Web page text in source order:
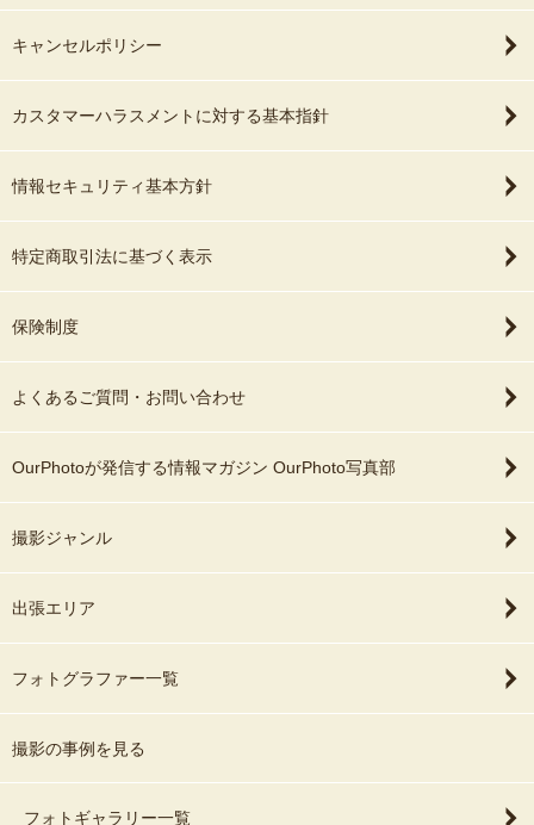
キャンセルポリシー
カスタマーハラスメントに対する基本指針
情報セキュリティ基本方針
特定商取引法に基づく表示
保険制度
よくあるご質問・お問い合わせ
OurPhotoが発信する情報マガジン OurPhoto写真部
撮影ジャンル
出張エリア
フォトグラファー一覧
撮影の事例を見る
フォトギャラリー一覧